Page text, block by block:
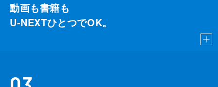
動画も書籍も
U-NEXTひとつでOK。